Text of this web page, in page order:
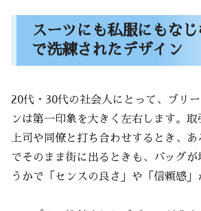
国内ブランドの堅実さ
海外ブランドの洗練さ
長く使えるデザインの
ックポイント
20代と30代で違うブリーフケー
スーツにも私服にもな
で洗練されたデザイン
20代・30代の社会人にとって、ブリ
ンは第一印象を大きく左右します。取
上司や同僚と打ち合わせするとき、
でそのまま街に出るときも、バッグ
うかで「センスの良さ」や「信頼感」